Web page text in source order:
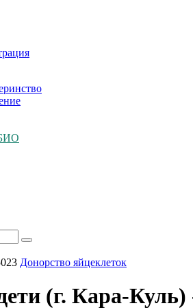
Донорство яйцеклеток
(г. Кара-